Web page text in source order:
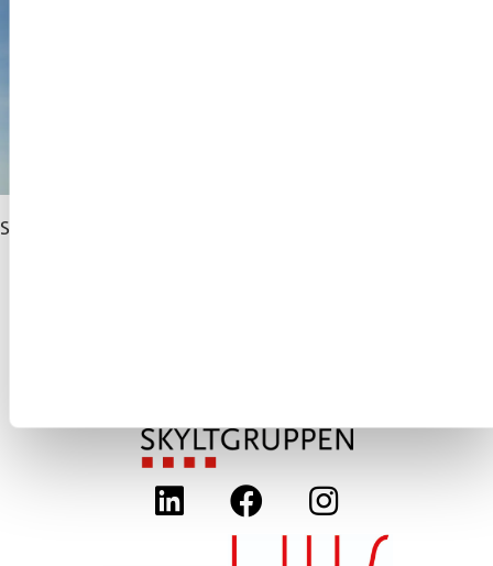
Skola & utbildning